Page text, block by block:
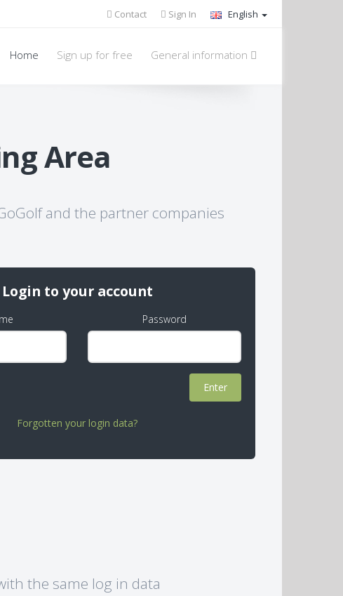
English
Sign In
Contact
Home Sign up for free General information
Area
and the partner companies
Login to your account
Password
Forgotten your login data?
the same log in data